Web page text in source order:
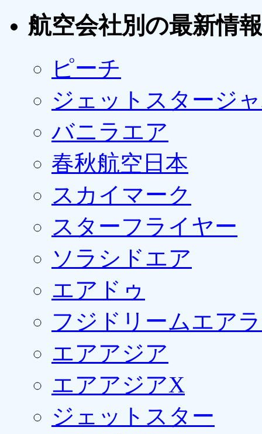
航空会社別の最新情報
ピーチ
ジェットスタージ
バニラエア
春秋航空日本
スカイマーク
スターフライヤー
ソラシドエア
エアドゥ
フジドリームエア
エアアジア
エアアジアX
ジェットスター